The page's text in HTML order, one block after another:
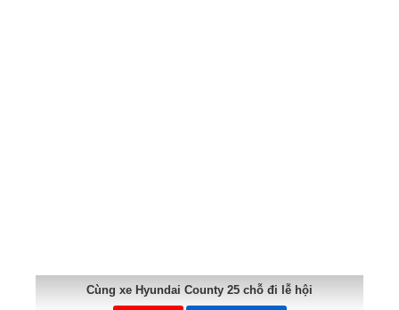
Cùng xe Hyundai County 25 chỗ đi lễ hội